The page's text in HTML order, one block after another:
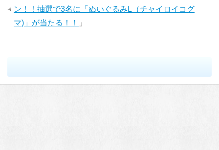
ン！！抽選で3名に「ぬいぐるみL（チャイロイコグ
マ)」が当たる！！
」